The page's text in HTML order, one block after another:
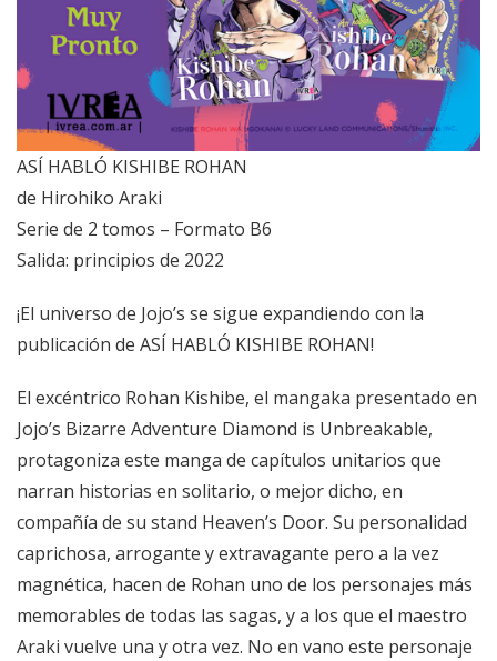
ASÍ HABLÓ KISHIBE ROHAN
de Hirohiko Araki
Serie de 2 tomos – Formato B6
Salida: principios de 2022
¡El universo de Jojo’s se sigue expandiendo con la
publicación de ASÍ HABLÓ KISHIBE ROHAN!
El excéntrico Rohan Kishibe, el mangaka presentado en
Jojo’s Bizarre Adventure Diamond is Unbreakable,
protagoniza este manga de capítulos unitarios que
narran historias en solitario, o mejor dicho, en
compañía de su stand Heaven’s Door. Su personalidad
caprichosa, arrogante y extravagante pero a la vez
magnética, hacen de Rohan uno de los personajes más
memorables de todas las sagas, y a los que el maestro
Araki vuelve una y otra vez. No en vano este personaje